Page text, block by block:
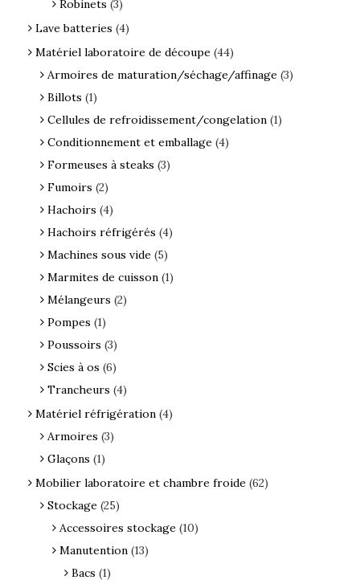
Robinets (3)
Lave batteries (4)
Matériel laboratoire de découpe (44)
Armoires de maturation/séchage/affinage (3)
Billots (1)
Cellules de refroidissement/congelation (1)
Conditionnement et emballage (4)
Formeuses à steaks (3)
Fumoirs (2)
Hachoirs (4)
Hachoirs réfrigérés (4)
Machines sous vide (5)
Marmites de cuisson (1)
Mélangeurs (2)
Pompes (1)
Poussoirs (3)
Scies à os (6)
Trancheurs (4)
Matériel réfrigération (4)
Armoires (3)
Glaçons (1)
Mobilier laboratoire et chambre froide (62)
Stockage (25)
Accessoires stockage (10)
Manutention (13)
Bacs (1)